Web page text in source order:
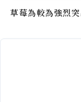
草莓為較為強烈